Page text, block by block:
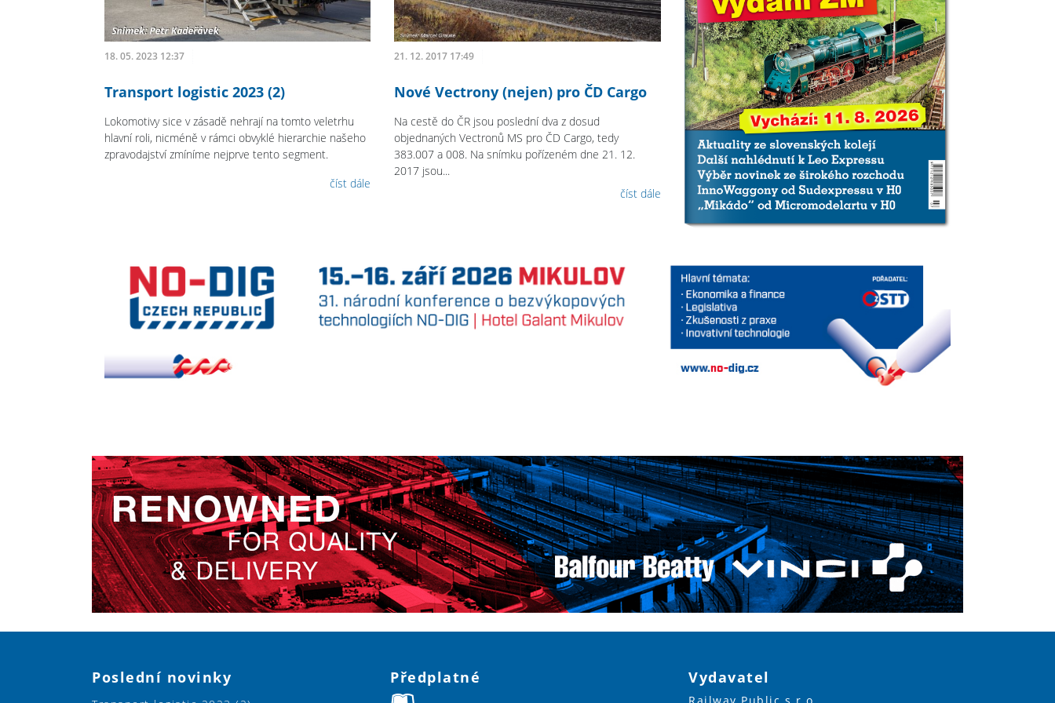
18. 05. 2023 12:37
Transport logistic 2023 (2)
Lokomotivy sice v zásadě nehrají na tomto veletrhu
hlavní roli, nicméně v rámci obvyklé hierarchie našeho
zpravodajství zmíníme nejprve tento segment.
číst dále
21. 12. 2017 17:49
Nové Vectrony (nejen) pro ČD Cargo
Na cestě do ČR jsou poslední dva z dosud
objednaných Vectronů MS pro ČD Cargo, tedy
383.007 a 008. Na snímku pořízeném dne 21. 12.
2017 jsou...
číst dále
Poslední novinky Předplatné Vydavatel